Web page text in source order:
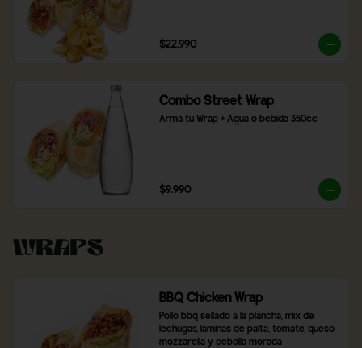
$22.990
Combo Street Wrap
Arma tu Wrap + Agua o bebida 350cc
$9.990
Wraps
BBQ Chicken Wrap
Pollo bbq sellado a la plancha, mix de
lechugas, láminas de palta, tomate, queso
mozzarella y cebolla morada